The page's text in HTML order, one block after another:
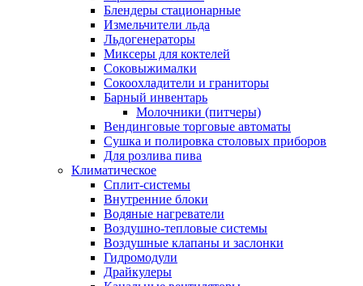
Блендеры стационарные
Измельчители льда
Льдогенераторы
Миксеры для коктелей
Соковыжималки
Сокоохладители и граниторы
Барный инвентарь
Молочники (питчеры)
Вендинговые торговые автоматы
Сушка и полировка столовых приборов
Для розлива пива
Климатическое
Сплит-системы
Внутренние блоки
Водяные нагреватели
Воздушно-тепловые системы
Воздушные клапаны и заслонки
Гидромодули
Драйкулеры